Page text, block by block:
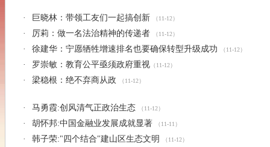
· 巨晓林：带领工友们一起搞创新 （11-12）
· 厉莉：做一名法治精神的传递者 （11-12）
· 徐建华：宁愿牺牲增速排名也要确保转型升级成功 （11-12）
· 罗崇敏：教育公平亟须政府重视 （11-12）
· 梁稳根：绝不弃商从政 （11-12）
· 马勇霞:创风清气正政治生态 （11-12）
· 胡怀邦:中国金融业发展成就显著 （11-11）
· 韩子荣:"四个结合"建山区生态文明 （11-12）